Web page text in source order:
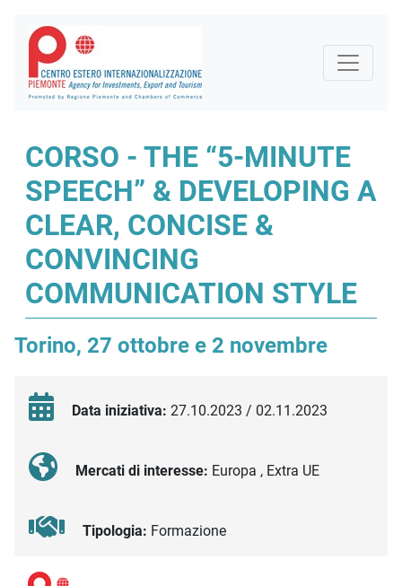
CORSO - THE “5-MINUTE
SPEECH” & DEVELOPING A
CLEAR, CONCISE &
CONVINCING
COMMUNICATION STYLE
Torino, 27 ottobre e 2 novembre
Data iniziativa: 27.10.2023 / 02.11.2023
Mercati di interesse: Europa , Extra UE
Tipologia: Formazione